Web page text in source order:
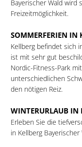
Bayerischer Wald wird
Freizeitmöglichkeit.
SOMMERFERIEN IN
Kellberg befindet sich
ist mit sehr gut
Nordic-Fitness-Park
unterschiedlichen
den nötigen Reiz.
WINTERURLAUB IN
Erleben Sie die
in Kellberg Bayerischer